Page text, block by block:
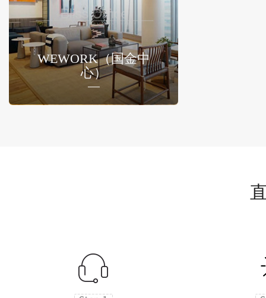
WEWORK（国金中
心）